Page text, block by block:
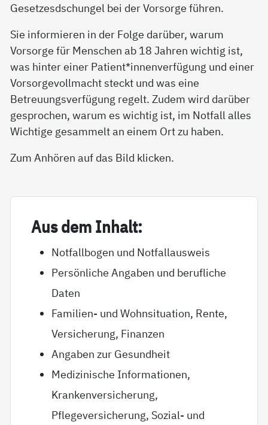
Gesetzesdschungel bei der Vorsorge führen.
Sie informieren in der Folge darüber, warum
Vorsorge für Menschen ab 18 Jahren wichtig ist,
was hinter einer Patient*innenverfügung und einer
Vorsorgevollmacht steckt und was eine
Betreuungsverfügung regelt. Zudem wird darüber
gesprochen, warum es wichtig ist, im Notfall alles
Wichtige gesammelt an einem Ort zu haben.
Zum Anhören auf das Bild klicken.
Aus dem In­halt:
Notfallbogen und Notfallausweis
Persönliche Angaben und berufliche
Daten
Familien- und Wohnsituation, Rente,
Versicherung, Finanzen
Angaben zur Gesundheit
Medizinische Informationen,
Krankenversicherung,
Pflegeversicherung, Sozial- und